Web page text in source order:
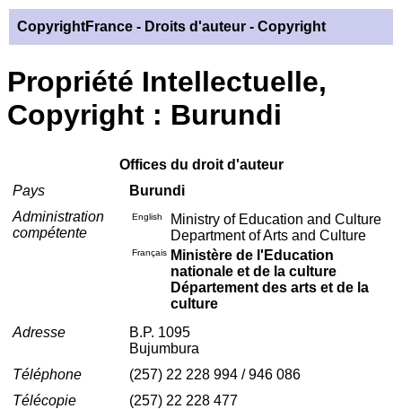
CopyrightFrance - Droits d'auteur - Copyright
Propriété Intellectuelle,
Copyright : Burundi
Offices du droit d'auteur
Pays
Burundi
Administration
compétente
English
Ministry of Education and Culture
Department of Arts and Culture
Français
Ministère de l'Education
nationale et de la culture
Département des arts et de la
culture
Adresse
B.P. 1095
Bujumbura
Téléphone
(257) 22 228 994 / 946 086
Télécopie
(257) 22 228 477